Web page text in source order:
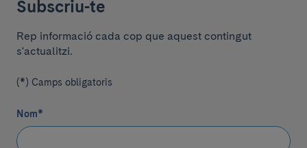
Subscriu-te
Rep informació cada cop que aquest contingut
s'actualitzi.
(*) Camps obligatoris
Nom*